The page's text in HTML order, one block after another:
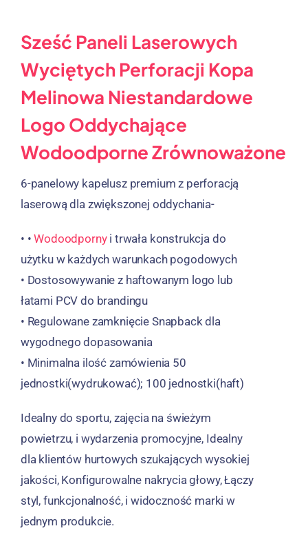
Sześć Paneli Laserowych
Wyciętych Perforacji Kopa
Melinowa Niestandardowe
Logo Oddychające
Wodoodporne Zrównoważone
6-panelowy kapelusz premium z perforacją
laserową dla zwiększonej oddychania-
• •Wodoodpornyi trwała konstrukcja do
użytku w każdych warunkach pogodowych
• Dostosowywanie z haftowanym logo lub
łatami PCV do brandingu
• Regulowane zamknięcie Snapback dla
wygodnego dopasowania
• Minimalna ilość zamówienia 50
jednostki(wydrukować); 100 jednostki(haft)
Idealny do sportu, zajęcia na świeżym
powietrzu, i wydarzenia promocyjne, Idealny
dla klientów hurtowych szukających wysokiej
jakości, Konfigurowalne nakrycia głowy, Łączy
styl, funkcjonalność, i widoczność marki w
jednym produkcie.